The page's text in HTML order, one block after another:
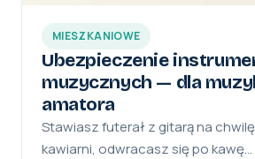
MIESZKANIOWE
Ubezpieczenie
muzycznych — dla
amatora
Stawiasz futerał z gitarą na
kawiarni, odwracasz się po